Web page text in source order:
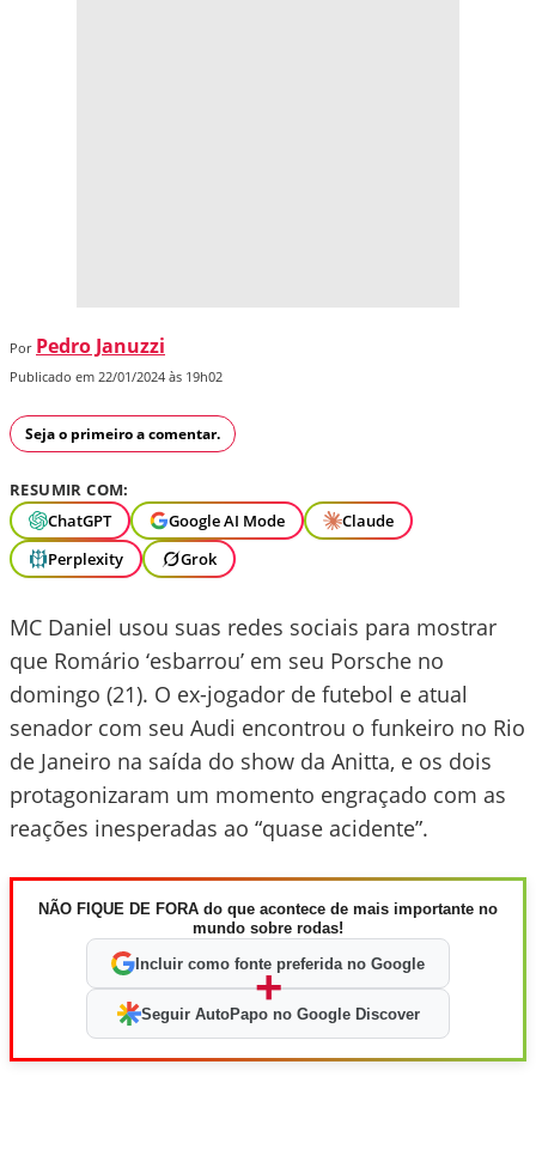
Por Pedro Januzzi
Publicado em 22/01/2024 às 19h02
Seja o primeiro a comentar.
RESUMIR COM:
ChatGPT
Google AI Mode
Claude
Perplexity
Grok
MC Daniel usou suas redes sociais para mostrar
que Romário ‘esbarrou’ em seu Porsche no
domingo (21). O ex-jogador de futebol e atual
senador com seu Audi encontrou o funkeiro no Rio
de Janeiro na saída do show da Anitta, e os dois
protagonizaram um momento engraçado com as
reações inesperadas ao “quase acidente”.
NÃO FIQUE DE FORA do que acontece de mais importante no
mundo sobre rodas!
Incluir como fonte preferida no Google
+
Seguir AutoPapo no Google Discover